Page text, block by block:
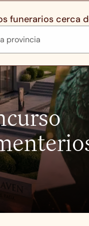
funerarios cerca